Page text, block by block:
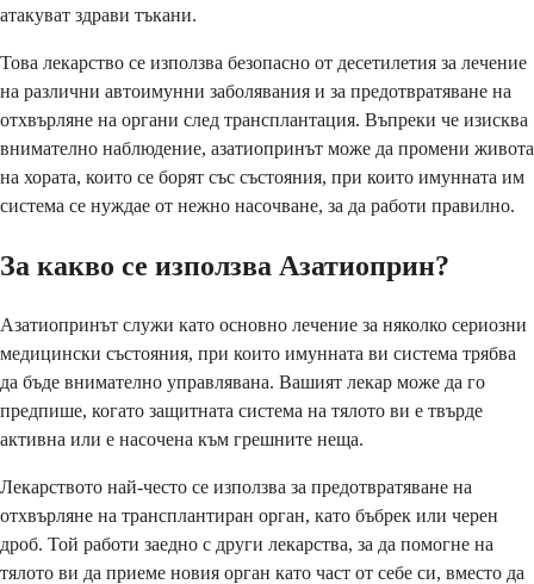
атакуват здрави тъкани.
Това лекарство се използва безопасно от десетилетия за лечение
на различни автоимунни заболявания и за предотвратяване на
отхвърляне на органи след трансплантация. Въпреки че изисква
внимателно наблюдение, азатиопринът може да промени живота
на хората, които се борят със състояния, при които имунната им
система се нуждае от нежно насочване, за да работи правилно.
За какво се използва Азатиоприн?
Азатиопринът служи като основно лечение за няколко сериозни
медицински състояния, при които имунната ви система трябва
да бъде внимателно управлявана. Вашият лекар може да го
предпише, когато защитната система на тялото ви е твърде
активна или е насочена към грешните неща.
Лекарството най-често се използва за предотвратяване на
отхвърляне на трансплантиран орган, като бъбрек или черен
дроб. Той работи заедно с други лекарства, за да помогне на
тялото ви да приеме новия орган като част от себе си, вместо да